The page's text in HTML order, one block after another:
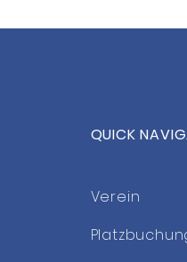
&
Kurse im TCL
QUICK
Verein